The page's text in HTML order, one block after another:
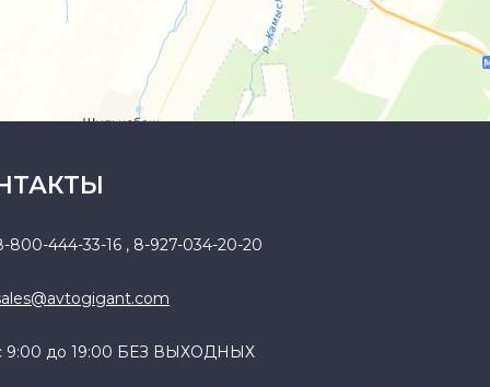
800-444-33-16 , 8-927-034-20-20
9:00 до 19:00 БЕЗ ВЫХОДНЫХ